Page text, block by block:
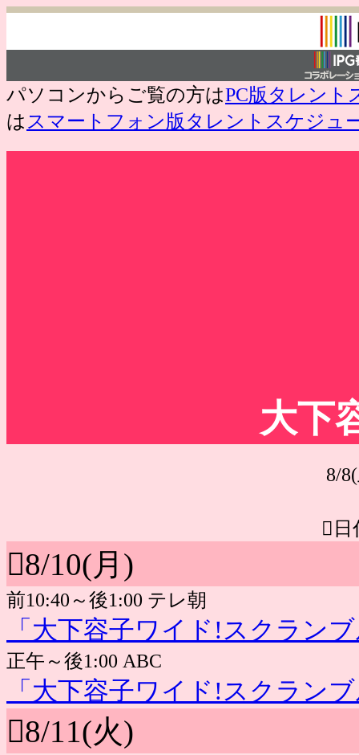
パソコンからご覧の方はPC版タレント
は スマートフォン版タレントスケジュ
大下
8/8(
日
8/10(月)
前10:40～後1:00 テレ朝
「大下容子ワイド!スクラン
正午～後1:00 ABC
「大下容子ワイド!スクラン
8/11(火)